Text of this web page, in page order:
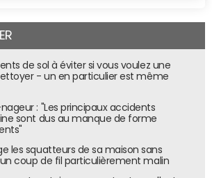
de sol à éviter si vous voulez une
- un en particulier est même
: "Les principaux accidents
sont dus au manque de forme
les squatteurs de sa maison sans
coup de fil particulièrement malin